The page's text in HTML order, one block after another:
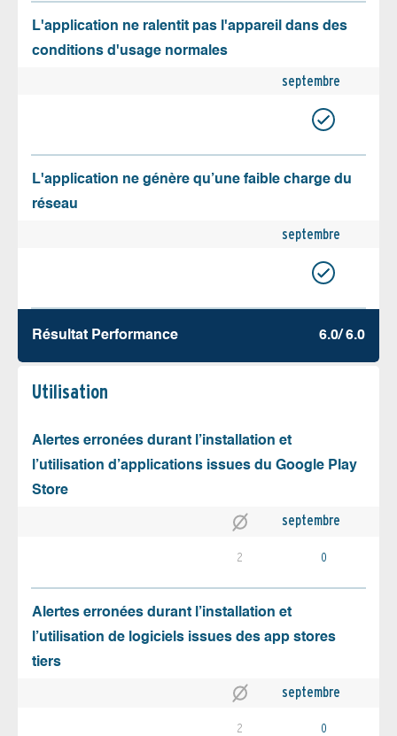
L'application ne ralentit pas l'appareil dans des
conditions d'usage normales
septembre
L'application ne génère qu’une faible charge du
réseau
septembre
Résultat Performance 6.0/ 6.0
Utilisation
Alertes erronées durant l’installation et
l’utilisation d’applications issues du Google Play
Store
septembre
2 0
Alertes erronées durant l’installation et
l’utilisation de logiciels issues des app stores
tiers
septembre
2 0